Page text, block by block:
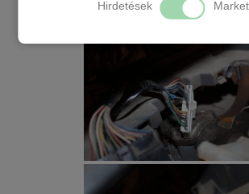
Hirdetések